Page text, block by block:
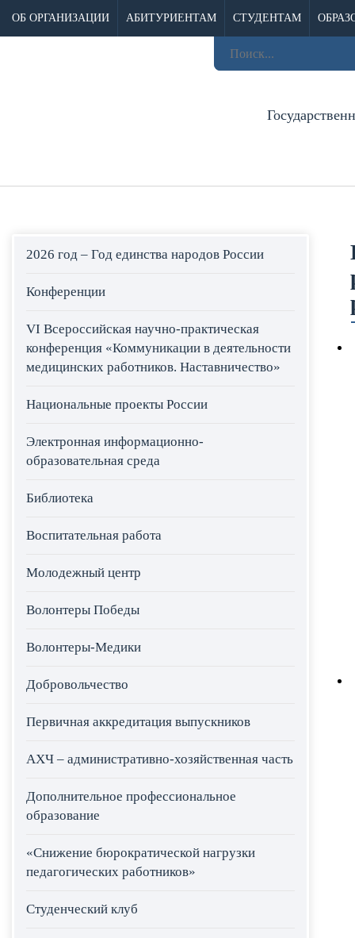
ОБ ОРГАНИЗАЦИИ АБИТУРИЕНТАМ СТУДЕНТАМ
2026 год – Год единства народов России
Конференции
VI Всероссийская научно-практическая
конференция «Коммуникации в деятельности
медицинских работников. Наставничество»
Национальные проекты России
Электронная информационно-
образовательная среда
Библиотека
Воспитательная работа
Молодежный центр
Волонтеры Победы
Волонтеры-Медики
Добровольчество
Первичная аккредитация выпускников
АХЧ – административно-хозяйственная часть
Дополнительное профессиональное
образование
«Снижение бюрократической нагрузки
педагогических работников»
Студенческий клуб